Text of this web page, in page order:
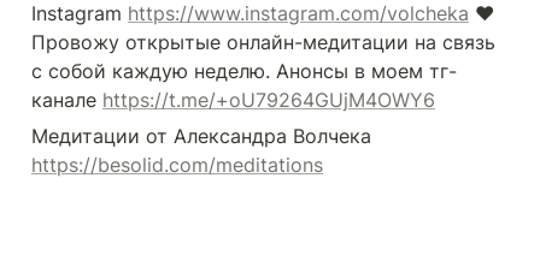
Instagram https://www.instagram.com/volcheka ❤️
Провожу открытые онлайн-медитации на связь
с собой каждую неделю. Анонсы в моем тг-
канале https://t.me/+oU79264GUjM4OWY6
https://besolid.com/meditations